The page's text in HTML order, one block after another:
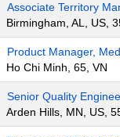
Associate Territory
Birmingham, AL, US,
Product Manager,
Ho Chi Minh, 65, VN
Senior Quality
Arden Hills, MN, US,